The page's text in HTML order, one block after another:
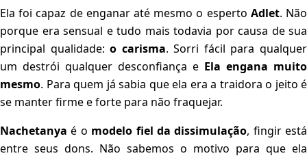
Ela foi capaz de enganar até mesmo o esperto Adlet. Não
porque era sensual e tudo mais todavia por causa de sua
principal qualidade:o carisma. Sorri fácil para qualquer
um destrói qualquer desconfiança e Ela engana muito
mesmo. Para quem já sabia que ela era a traidora o jeito é
se manter firme e forte para não fraquejar.
Nachetanya é o modelo fiel da dissimulação, fingir está
entre seus dons. Não sabemos o motivo para que ela